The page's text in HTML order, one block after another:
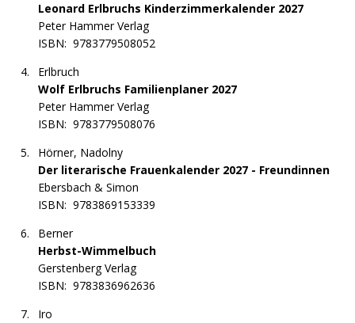
Leonard Erlbruchs Kinderzimmerkalender 2027
Peter Hammer Verlag
ISBN: 9783779508052
Erlbruch
Wolf Erlbruchs Familienplaner 2027
Peter Hammer Verlag
ISBN: 9783779508076
Hörner, Nadolny
Der literarische Frauenkalender 2027 - Freundinnen
Ebersbach & Simon
ISBN: 9783869153339
Berner
Herbst-Wimmelbuch
Gerstenberg Verlag
ISBN: 9783836962636
Iro